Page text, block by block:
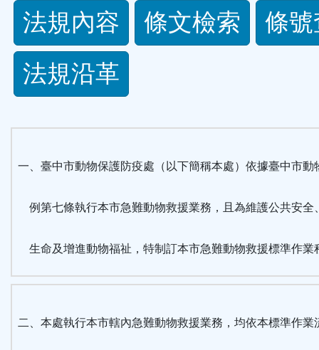
法
規
功
能
法規內容 條文檢索
條
法規沿革
一、臺中市動物保護防疫處（以下簡稱本處）依據臺中市動
例第七條執行本市急難動物救援業務，且為維護公共安全
生命及增進動物福祉，特制訂本市急難動物救援標準作業
二、本處執行本市轄內急難動物救援業務，均依本標準作業